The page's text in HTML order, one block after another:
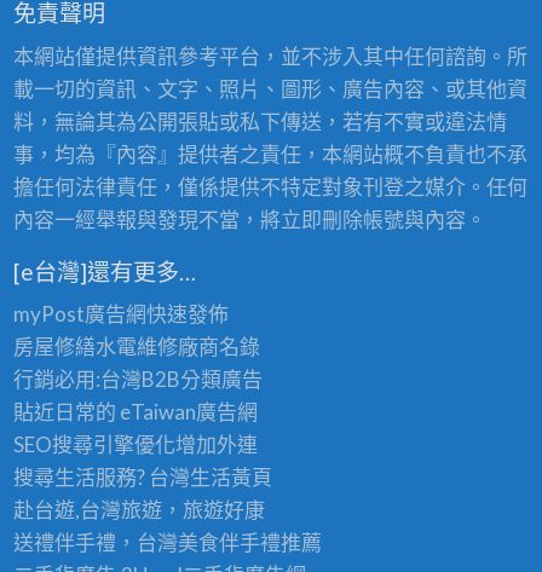
免責聲明
本網站僅提供資訊參考平台，並不涉入其中任何諮詢。所
載一切的資訊、文字、照片、圖形、廣告內容、或其他資
料，無論其為公開張貼或私下傳送，若有不實或違法情
事，均為『內容』提供者之責任，本網站概不負責也不承
擔任何法律責任，僅係提供不特定對象刊登之媒介。任何
內容一經舉報與發現不當，將立即刪除帳號與內容。
[e台灣]還有更多…
myPost廣告網快速發佈
房屋修繕水電維修廠商名錄
行銷必用:台灣B2B分類廣告
貼近日常的 eTaiwan廣告網
SEO搜尋引擎優化增加外連
搜尋生活服務? 台灣生活黃頁
赴台遊,台灣旅遊，旅遊好康
送禮伴手禮，台灣美食伴手禮推薦